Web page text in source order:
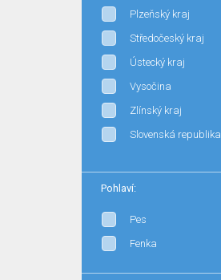
Plzeňský kraj
Středočeský kraj
Ústecký kraj
Vysočina
Zlínský kraj
Slovenská republika
Pohlaví:
Pes
Fenka